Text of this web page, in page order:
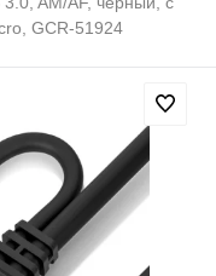
GCR-51924